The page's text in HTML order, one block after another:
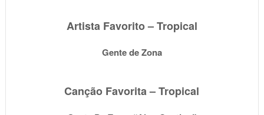
Artista Favorito – Tropical
Gente de Zona
Canção Favorita – Tropical